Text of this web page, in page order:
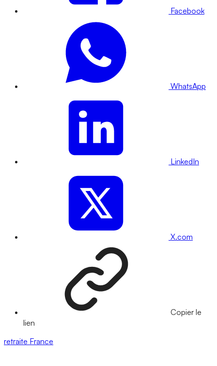
Facebook
WhatsApp
LinkedIn
X.com
Copier le
lien
retraite France